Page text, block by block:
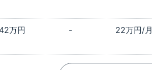
万円 - 22万円/月